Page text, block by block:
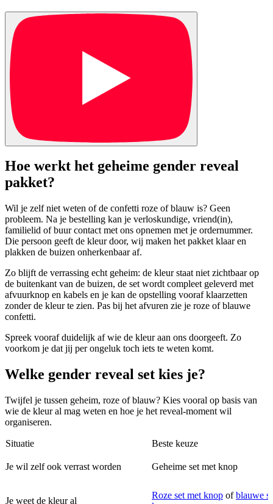
Hoe werkt het geheime gender reveal
pakket?
Wil je zelf niet weten of de confetti roze of blauw is? Geen
probleem. Na je bestelling kan je verloskundige, vriend(in),
familielid of buur contact met ons opnemen met je ordernummer.
Die persoon geeft de kleur door, wij maken het pakket klaar en
plakken de buizen onherkenbaar af.
Zo blijft de verrassing echt geheim: de kleur staat niet zichtbaar op
de buitenkant van de buizen, de set wordt compleet geleverd met
afvuurknop en kabels en je kan de opstelling vooraf klaarzetten
zonder de kleur te zien. Pas bij het afvuren zie je roze of blauwe
confetti.
Spreek vooraf duidelijk af wie de kleur aan ons doorgeeft. Zo
voorkom je dat jij per ongeluk toch iets te weten komt.
Welke gender reveal set kies je?
Twijfel je tussen geheim, roze of blauw? Kies vooral op basis van
wie de kleur al mag weten en hoe je het reveal-moment wil
organiseren.
Situatie Beste keuze
Je wil zelf ook verrast worden Geheime set met knop
Je weet de kleur al
Roze set met knop ofblauwe